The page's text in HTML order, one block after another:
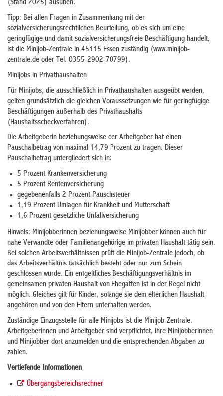
(Stand 2025) ausüben.
Tipp: Bei allen Fragen in Zusammenhang mit der
sozialversicherungsrechtlichen Beurteilung, ob es sich um eine
geringfügige und damit sozialversicherungsfreie Beschäftigung handelt,
ist die Minijob-Zentrale in 45115 Essen zuständig (www.minijob-
zentrale.de oder Tel. 0355-2902-70799).
Minijobs in Privathaushalten
Für Minijobs, die ausschließlich in Privathaushalten ausgeübt werden,
gelten grundsätzlich die gleichen Voraussetzungen wie für geringfügige
Beschäftigungen außerhalb des Privathaushalts
(Haushaltsscheckverfahren).
Die Arbeitgeberin beziehungsweise der Arbeitgeber hat einen
Pauschalbetrag von maximal 14,79 Prozent zu tragen. Dieser
Pauschalbetrag untergliedert sich in:
5 Prozent Krankenversicherung
5 Prozent Rentenversicherung
gegebenenfalls 2 Prozent Pauschsteuer
1,19 Prozent Umlagen für Krankheit und Mutterschaft
1,6 Prozent gesetzliche Unfallversicherung
Hinweis: Minijobberinnen beziehungsweise Minijobber können auch für
nahe Verwandte oder Familienangehörige im privaten Haushalt tätig sein.
Bei solchen Arbeitsverhältnissen prüft die Minijob-Zentrale jedoch, ob
das Arbeitsverhältnis tatsächlich besteht oder nur zum Schein
geschlossen wurde. Ein entgeltliches Beschäftigungsverhältnis im
gemeinsamen privaten Haushalt von Ehegatten ist in der Regel nicht
möglich. Gleiches gilt für Kinder, solange sie dem elterlichen Haushalt
angehören und von den Eltern unterhalten werden.
Zuständige Einzugsstelle für alle Minijobs ist die Minijob-Zentrale.
Arbeitgeberinnen und Arbeitgeber sind verpflichtet, ihre Minijobberinnen
und Minijobber dort anzumelden und die entsprechenden Abgaben zu
zahlen.
Vertiefende Informationen
Übergangsbereichsrechner